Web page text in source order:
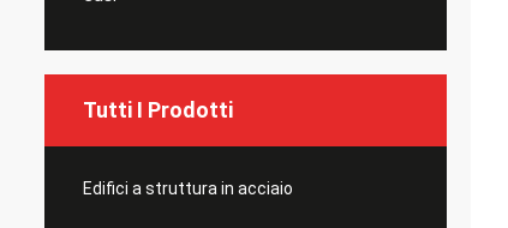
Tutti I Prodotti
Edifici a struttura in acciaio